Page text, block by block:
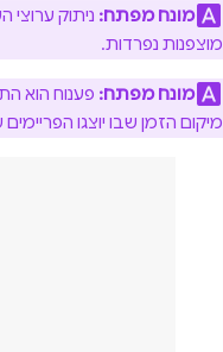
מונח מפתח: ניתוק ערוצי
מוצפנות נפרדות.
מונח מפתח: פענוח הוא
מיקום הזמן שבו יוצגו